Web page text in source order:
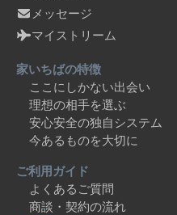
メッセージ
マイストリーム
家いちばの特徴
ここにしかない出会い
理想の相手を選ぶ
安心安全の独自システム
今あるものを大切に
ご利用ガイド
よくあるご質問
商談・契約の流れ